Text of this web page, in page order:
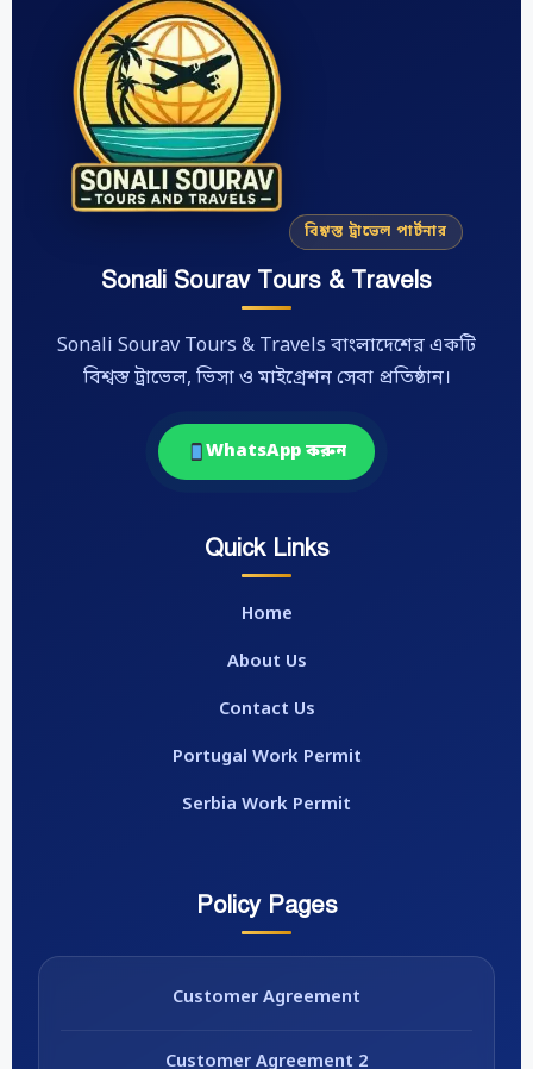
বিশ্বস্ত ট্রাভেল পার্টনার
Sonali Sourav Tours & Travels
Sonali Sourav Tours & Travels বাংলাদেশের একটি
বিশ্বস্ত ট্রাভেল, ভিসা ও মাইগ্রেশন সেবা প্রতিষ্ঠান।
WhatsApp করুন
Quick Links
Home
About Us
Contact Us
Portugal Work Permit
Serbia Work Permit
Policy Pages
Customer Agreement
Customer Agreement 2